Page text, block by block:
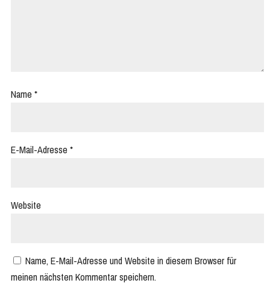
Name *
E-Mail-Adresse *
Website
Name, E-Mail-Adresse und Website in diesem Browser für
meinen nächsten Kommentar speichern.